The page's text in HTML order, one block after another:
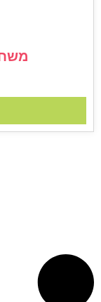
משחק גיבוש